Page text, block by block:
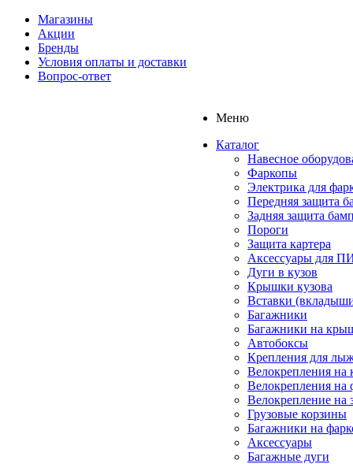
Магазины
Акции
Бренды
Условия оплаты и доставки
Вопрос-ответ
Меню
Каталог
Навесное
Фаркопы
Электрика для
Передняя защита
Задняя защита
Пороги
Защита картера
Аксессуары для
Дуги в кузов
Крышки кузова
Вставки
Багажники
Багажники на
Автобоксы
Крепления для
Велокрепления
Велокрепления на
Велокрепление на
Грузовые корзины
Багажники на
Аксессуары
Багажные дуги